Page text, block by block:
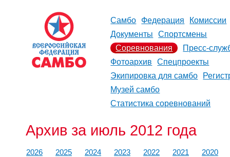
Самбо Федерация
Комиссии
Документы
Спортсмены
Соревнования
Пресс-
Фотоархив
Спецпроекты
Экипировка для самбо
Музей самбо
Статистика соревнований
Архив за июль 2012 года
2026 2025 2024 2023 2022 2021
2020